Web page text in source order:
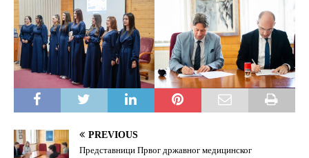
PREVIOUS
Представници Првог државног медицинског